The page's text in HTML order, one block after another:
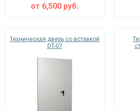
от 6,500 руб.
Техническая дверь со вставкой
DT-07